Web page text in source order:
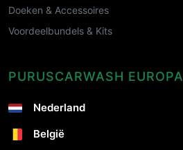
Doeken & Accessoires
Voordeelbundels & Kits
PURUSCARWASH EUROPA
Nederland
België